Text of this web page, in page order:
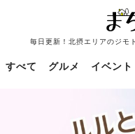
毎日更新！北摂エリアのジモ
すべて グルメ イベント